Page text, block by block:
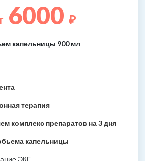
6000 ₽
капельницы 900 мл
терапия
комплекс препаратов на 3 дня
капельницы
ЭКГ